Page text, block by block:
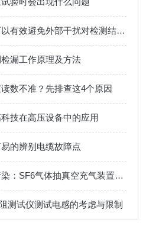
手持局部放电检测仪可以有效避免外部干扰对检测结果的影响
漏工作原理及方法
数不准？先排查这4个原因
技在高压设备中的应用
的辨别电缆故障点
告别潮气残留与气体污染：SF6气体抽真空充气装置靠多级过滤设计，实现高纯SF6气体安全充注
测试仪测试电感的考虑与限制